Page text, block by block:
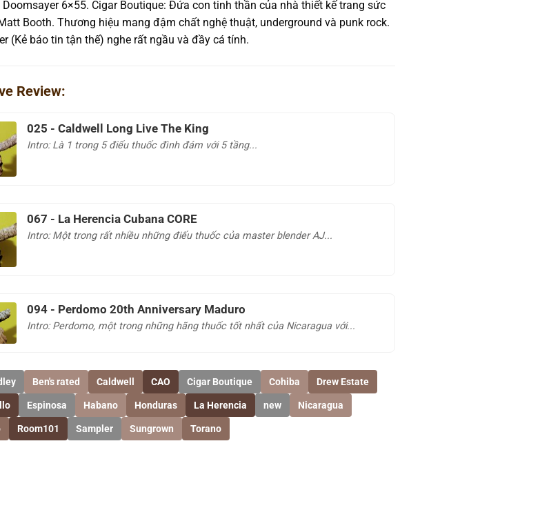
Doomsayer 6×55. Cigar Boutique: Đứa con tinh thần của nhà thiết kế trang sức
Booth. Thương hiệu mang đậm chất nghệ thuật, underground và punk rock.
(Kẻ báo tin tận thế) nghe rất ngầu và đầy cá tính.
Review:
025 - Caldwell Long Live The King
Intro: Là 1 trong 5 điếu thuốc đình đám với 5 tầng...
067 - La Herencia Cubana CORE
Intro: Một trong rất nhiều những điếu thuốc của master blender AJ...
094 - Perdomo 20th Anniversary Maduro
Intro: Perdomo, một trong những hãng thuốc tốt nhất của Nicaragua với...
Ben's rated Caldwell CAO Cigar Boutique Cohiba Drew Estate
Espinosa Habano Honduras La Herencia new Nicaragua
Room101 Sampler Sungrown Torano